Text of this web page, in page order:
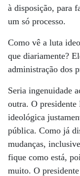
à disposição, para
um só processo.
Como vê a luta
que diariamente?
administração dos
Seria ingenuidade
outra. O presidente
ideológica
pública. Como já
mudanças,
fique como está,
muito. O